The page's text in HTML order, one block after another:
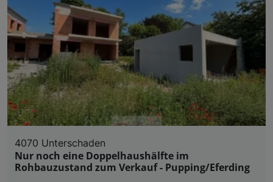
4070 Unterschaden
Nur noch eine Doppelhaushälfte im
Rohbauzustand zum Verkauf - Pupping/Eferding